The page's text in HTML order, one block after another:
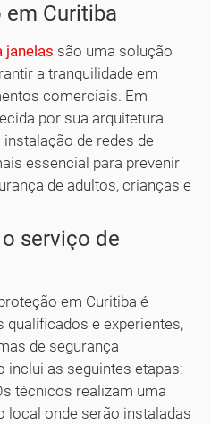
em Curitiba
janelas são uma solução
a tranquilidade em
comerciais. Em
por sua arquitetura
de redes de
essencial para prevenir
de adultos, crianças e
serviço de
em Curitiba é
e experientes,
de segurança
inclui as seguintes etapas:
técnicos realizam uma
local onde serão instaladas